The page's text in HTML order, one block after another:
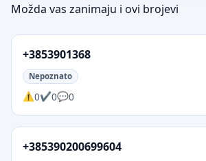
Možda vas zanimaju i ovi brojevi
+3853901368
Nepoznato
0 0 0
+385390200699604